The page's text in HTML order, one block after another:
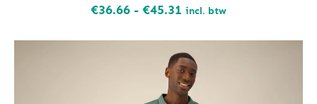
€36.66 - €45.31 Prijsklasse:
tot
€45.31
incl. btw